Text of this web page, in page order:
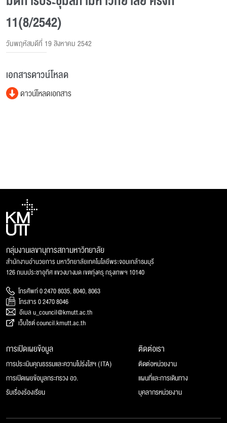
11(8/2542)
วันพฤหัสบดีที่ 19 สิงหาคม 2542
เอกสารดาวน์โหลด
ดาวน์โหลดเอกสาร
กลุ่มงานเลขานุการสภามหาวิทยาลัย
สำนักงานอำนวยการ มหาวิทยาลัยเทคโนโลยีพระจอมเกล้าธนบุรี
126 ถนนประชาอุทิศ แขวงบางมด เขตทุ่งครุ กรุงเทพฯ 10140
โทรศัพท์ 0 2470 8035, 8040, 8063
โทรสาร 0 2470 8046
อีเมล u_council@kmutt.ac.th
เว็บไซต์ council.kmutt.ac.th
การเปิดเผยข้อมูล
การประเมินคุณธรรมและความโปร่งใสฯ (ITA)
การเปิดเผยข้อมูลกระทรวง อว.
รับเรื่องร้องเรียน
ติดต่อเรา
ติดต่อหน่วยงาน
แผนที่และการเดินทาง
บุคลากรหน่วยงาน